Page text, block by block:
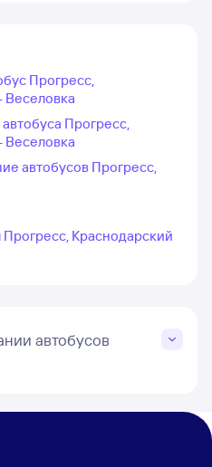
Прогресс,
Веселовка
Прогресс,
Веселовка
автобусов Прогресс,
Краснодарский
автобусов